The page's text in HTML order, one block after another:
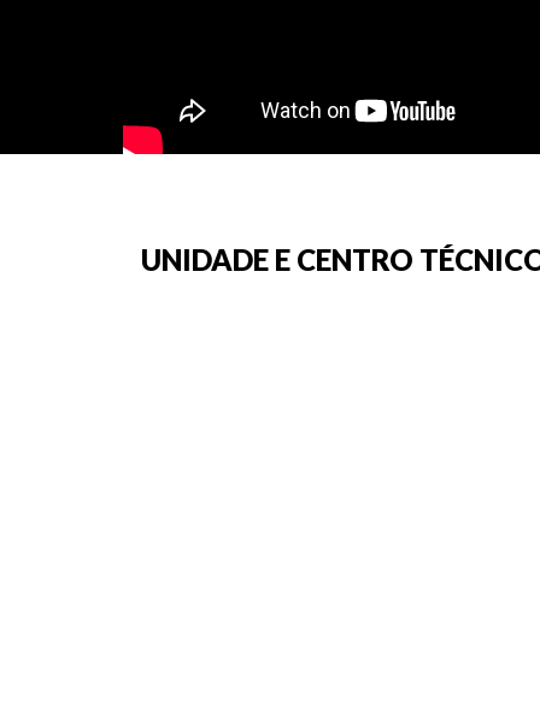
UNIDADE E CENTRO